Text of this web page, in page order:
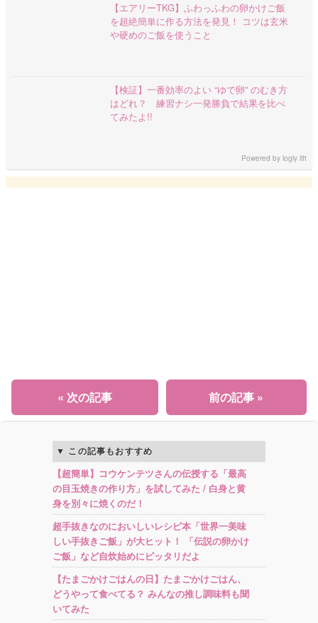
【エアリーTKG】ふわっふわの卵かけご飯
を超絶簡単に作る方法を発見！ コツは玄米
や硬めのご飯を使うこと
【検証】一番効率のよい “ゆで卵” のむき方
はどれ？ 練習ナシ一発勝負で結果を比べ
てみたよ!!
Powered bylogly lift
前の記事 »
« 次の記事
この記事もおすすめ
【超簡単】コウケンテツさんの伝授する「最高
の目玉焼きの作り方」を試してみた / 白身と黄
身を別々に焼くのだ！
超手抜きなのにおいしいレシピ本「世界一美味
しい手抜きご飯」が大ヒット！ 「伝説の卵かけ
ご飯」など自炊始めにピッタリだよ
【たまごかけごはんの日】たまごかけごはん、
どうやって食べてる？ みんなの推し調味料も聞
いてみた